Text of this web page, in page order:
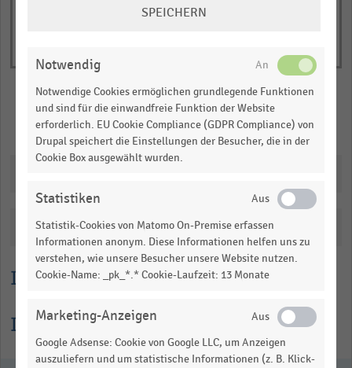
Lesehilfe
Informationen zur Statistik
Euro.
1.0352999999999999.
View
table.
Merken Teilen
Katalogisierung
SPEICHERN
Notwendig
Notwendige Cookies ermöglichen grundlegende Funktionen
und sind für die einwandfreie Funktion der Website
erforderlich. EU Cookie Compliance (GDPR Compliance) von
Drupal speichert die Einstellungen der Besucher, die in der
Cookie Box ausgewählt wurden.
Statistiken
Statistik-Cookies von Matomo On-Premise erfassen
Informationen anonym. Diese Informationen helfen uns zu
verstehen, wie unsere Besucher unsere Website nutzen.
Cookie-Name: _pk_*.* Cookie-Laufzeit: 13 Monate
Marketing-Anzeigen
Google Adsense: Cookie von Google LLC, um Anzeigen
auszuliefern und um statistische Informationen (z. B. Klick-